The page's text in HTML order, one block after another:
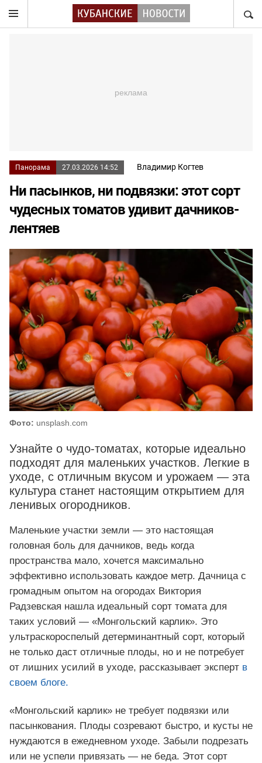
Панорама 27.03.2026 14:52 Владимир Когтев
Ни пасынков, ни подвязки: этот сорт
чудесных томатов удивит дачников-
лентяев
Фото: unsplash.com
Узнайте о чудо-томатах, которые идеально
подходят для маленьких участков. Легкие в
уходе, с отличным вкусом и урожаем — эта
культура станет настоящим открытием для
ленивых огородников.
Маленькие участки земли — это настоящая
головная боль для дачников, ведь когда
пространства мало, хочется максимально
эффективно использовать каждое метр. Дачница с
громадным опытом на огородах Виктория
Радзевская нашла идеальный сорт томата для
таких условий — «Монгольский карлик». Это
ультраскороспелый детерминантный сорт, который
не только даст отличные плоды, но и не потребует
от лишних усилий в уходе, рассказывает эксперт в
своем блоге.
«Монгольский карлик» не требует подвязки или
пасынкования. Плоды созревают быстро, и кусты не
нуждаются в ежедневном уходе. Забыли подрезать
или не успели привязать — не беда. Этот сорт